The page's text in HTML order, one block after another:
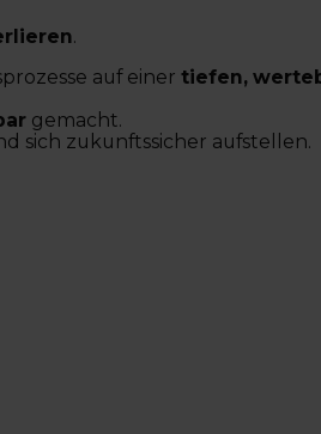
.
auf einertiefen,
gemacht.
sich zukunftssicher aufstellen.